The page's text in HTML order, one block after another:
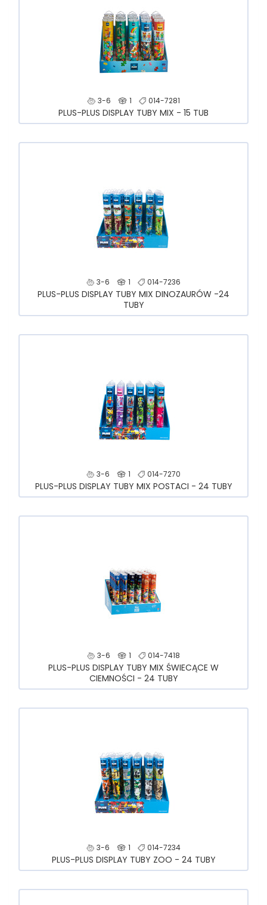
3-6 1 014-7281
PLUS-PLUS DISPLAY TUBY MIX - 15 TUB
3-6 1 014-7236
PLUS-PLUS DISPLAY TUBY MIX DINOZAURÓW -24
TUBY
3-6 1 014-7270
PLUS-PLUS DISPLAY TUBY MIX POSTACI - 24 TUBY
3-6 1 014-7418
PLUS-PLUS DISPLAY TUBY MIX ŚWIECĄCE W
CIEMNOŚCI - 24 TUBY
3-6 1 014-7234
PLUS-PLUS DISPLAY TUBY ZOO - 24 TUBY